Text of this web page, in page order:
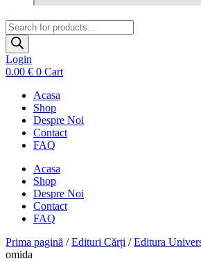
Products
search
Login
0.00 € 0 Cart
Acasa
Shop
Despre Noi
Contact
FAQ
Acasa
Shop
Despre Noi
Contact
FAQ
Prima pagină /Edituri Cărți /Editura
omida